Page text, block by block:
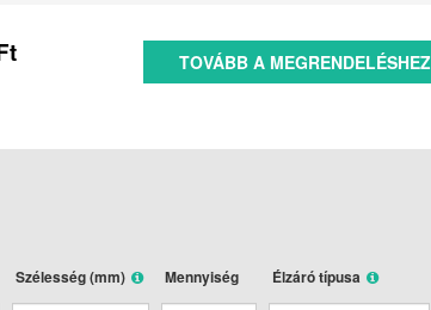
TOVÁBB A MEGRENDELÉSHEZ
Szélesség (mm) Mennyiség Élzáró típusa